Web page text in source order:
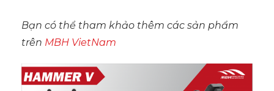
Bạn có thể tham khảo thêm các sản phẩm
trên MBH VietNam